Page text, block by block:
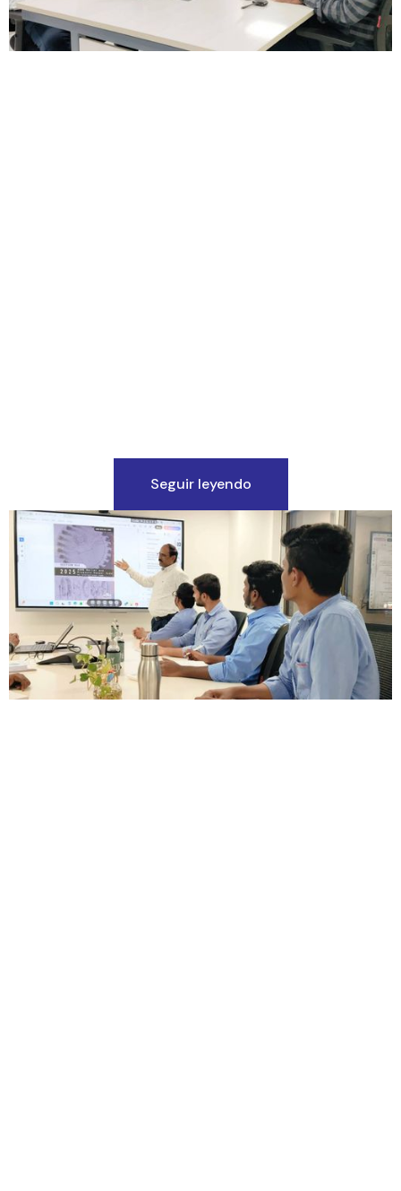
Seguir leyendo